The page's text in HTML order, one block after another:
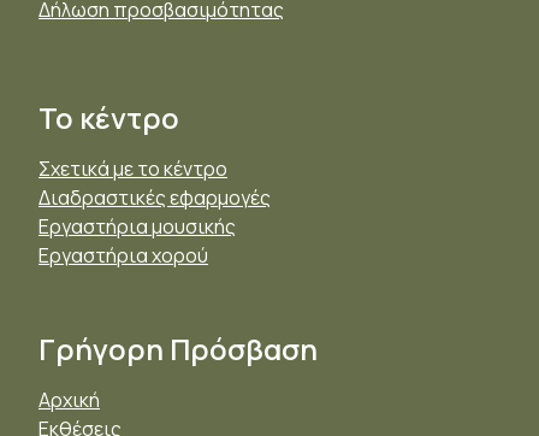
Δήλωση προσβασιμότητας
Το κέντρο
Σχετικά με το κέντρο
Διαδραστικές εφαρμογές
Εργαστήρια μουσικής
Εργαστήρια χορού
Γρήγορη Πρόσβαση
Αρχική
Εκθέσεις